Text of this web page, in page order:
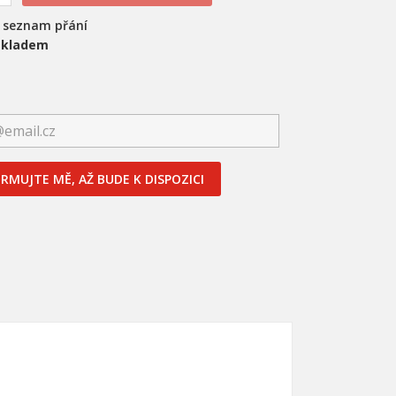
přání
MĚ, AŽ BUDE K DISPOZICI